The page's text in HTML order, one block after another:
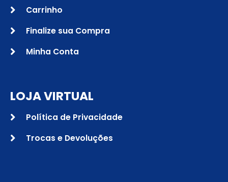
Carrinho
Finalize sua Compra
Minha Conta
LOJA VIRTUAL
Política de Privacidade
Trocas e Devoluções